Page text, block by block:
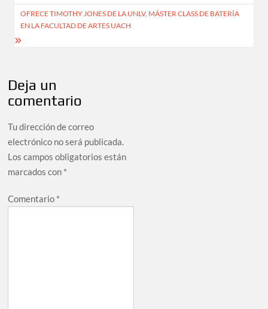
OFRECE TIMOTHY JONES DE LA UNLV, MÁSTER CLASS DE BATERÍA
EN LA FACULTAD DE ARTES UACH
Deja un
comentario
Tu dirección de correo
electrónico no será publicada.
Los campos obligatorios están
marcados con *
Comentario *